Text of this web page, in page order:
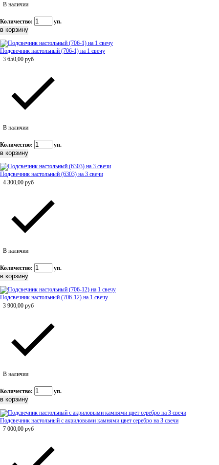
В наличии
Количество: уп.
Подсвечник настольный (706-1) на 1 свечу
3 650,00 руб
В наличии
Количество: уп.
Подсвечник настольный (6303) на 3 свечи
4 300,00 руб
В наличии
Количество: уп.
Подсвечник настольный (706-12) на 1 свечу
3 900,00 руб
В наличии
Количество: уп.
Подсвечник настольный с акриловыми камнями цвет серебро на 3 свечи
7 000,00 руб